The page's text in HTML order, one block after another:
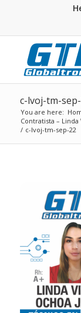
c-lvoj-tm-
You are here:
Contratista –
/ c-lvoj-tm-sep-22